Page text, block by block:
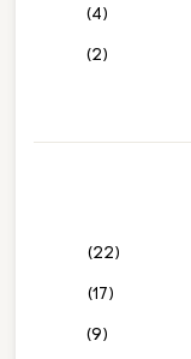
(4)
(2)
(22)
(17)
(9)